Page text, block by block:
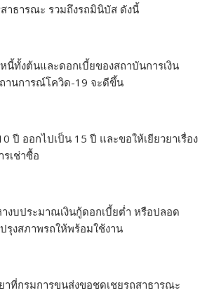
าธารณะ รวมถึงรถมินิบัส ดังนี้
นี้ทั้งต้นและดอกเบี้ยของสถาบันการเงิน
านการณ์โควิด-19 จะดีขึ้น
ปี ออกไปเป็น 15 ปี และขอให้เยียวยาเรื่อง
เช่าซื้อ
งบประมาณเงินกู้ดอกเบี้ยต่ำ หรือปลอด
รุงสภาพรถให้พร้อมใช้งาน
ยาที่กรมการขนส่งขอชดเชยรถสาธารณะ